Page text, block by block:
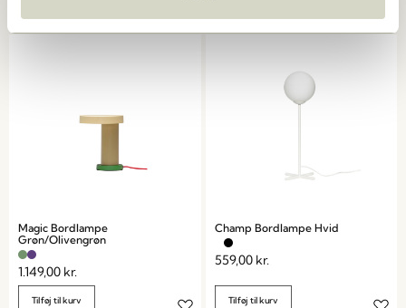
Magic Bordlampe
Grøn/Olivengrøn
1.149,00 kr.
Tilføj til kurv
Champ Bordlampe Hvid
559,00 kr.
Tilføj til kurv